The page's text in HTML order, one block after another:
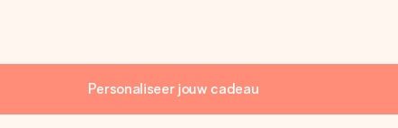
Personaliseer jouw cadeau